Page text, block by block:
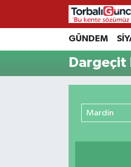
GÜNDEM
Dargeçit
Mardin
İzmir Nöbetçi Eczaneler
İzmir Hava Durumu
İzmir Trafik Yoğunluk
Süper Lig Puan Durumu